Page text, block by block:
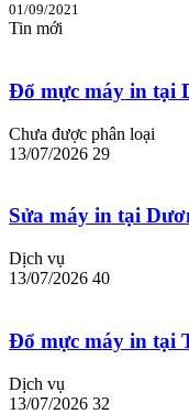
01/09/2021
Tin mới
Đổ mực máy in tại
Chưa được phân loại
13/07/2026 29
Sửa máy in tại
Dịch vụ
13/07/2026 40
Đổ mực máy in tại
Dịch vụ
13/07/2026 32